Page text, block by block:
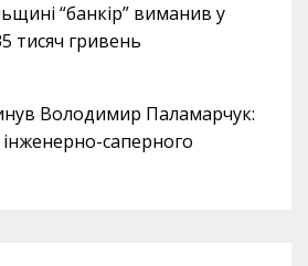
“банкір” виманив у
тисяч гривень
Володимир Паламарчук:
саперного